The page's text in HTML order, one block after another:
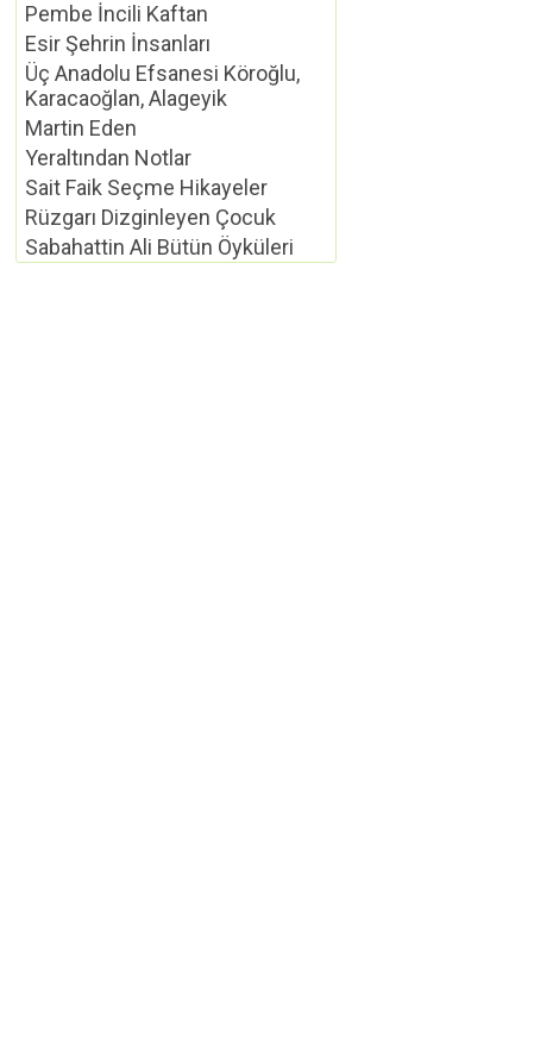
Pembe İncili Kaftan
Esir Şehrin İnsanları
Üç Anadolu Efsanesi Köroğlu,
Karacaoğlan, Alageyik
Martin Eden
Yeraltından Notlar
Sait Faik Seçme Hikayeler
Rüzgarı Dizginleyen Çocuk
Sabahattin Ali Bütün Öyküleri